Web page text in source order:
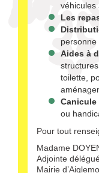
véhicules
Les
personne
Aides à
toilette,
Canicule
ou
Pour tout
Madame
Adjointe
Mairie